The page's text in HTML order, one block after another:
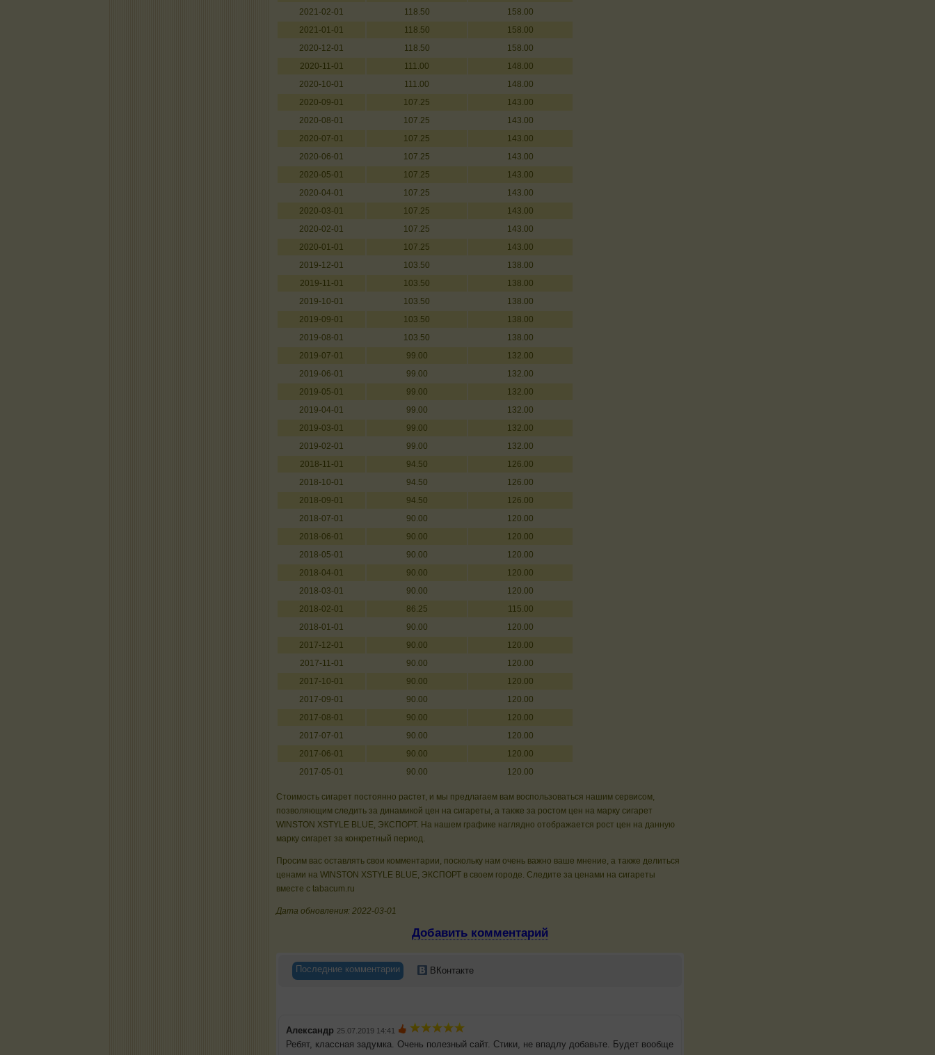
2021-02-01
118.50
158.00
2021-01-01
118.50
158.00
2020-12-01
118.50
158.00
2020-11-01
111.00
148.00
2020-10-01
111.00
148.00
2020-09-01
107.25
143.00
2020-08-01
107.25
143.00
2020-07-01
107.25
143.00
2020-06-01
107.25
143.00
2020-05-01
107.25
143.00
2020-04-01
107.25
143.00
2020-03-01
107.25
143.00
2020-02-01
107.25
143.00
2020-01-01
107.25
143.00
2019-12-01
103.50
138.00
2019-11-01
103.50
138.00
2019-10-01
103.50
138.00
2019-09-01
103.50
138.00
2019-08-01
103.50
138.00
2019-07-01
99.00
132.00
2019-06-01
99.00
132.00
2019-05-01
99.00
132.00
2019-04-01
99.00
132.00
2019-03-01
99.00
132.00
2019-02-01
99.00
132.00
2018-11-01
94.50
126.00
2018-10-01
94.50
126.00
2018-09-01
94.50
126.00
2018-07-01
90.00
120.00
2018-06-01
90.00
120.00
2018-05-01
90.00
120.00
2018-04-01
90.00
120.00
2018-03-01
90.00
120.00
2018-02-01
86.25
115.00
2018-01-01
90.00
120.00
2017-12-01
90.00
120.00
2017-11-01
90.00
120.00
2017-10-01
90.00
120.00
2017-09-01
90.00
120.00
2017-08-01
90.00
120.00
2017-07-01
90.00
120.00
2017-06-01
90.00
120.00
2017-05-01
90.00 120.00
Стоимость сигарет постоянно растет, и мы предлагаем вам воспользоваться нашим сервисом,
позволяющим следить за динамикой цен на сигареты, а также за ростом цен на марку сигарет
WINSTON XSTYLE BLUE, ЭКСПОРТ. На нашем графике наглядно отображается рост цен на данную
марку сигарет за конкретный период.
Просим вас оставлять свои комментарии, поскольку нам очень важно ваше мнение, а также делиться
ценами на WINSTON XSTYLE BLUE, ЭКСПОРТ в своем городе. Следите за ценами на сигареты
вместе с tabacum.ru
Дата обновления: 2022-03-01
Добавить комментарий
Последние комментарии ВКонтакте
Александр 25.07.2019 14:41
Ребят, классная задумка. Очень полезный сайт. Стики, не впадлу добавьте. Будет вообще